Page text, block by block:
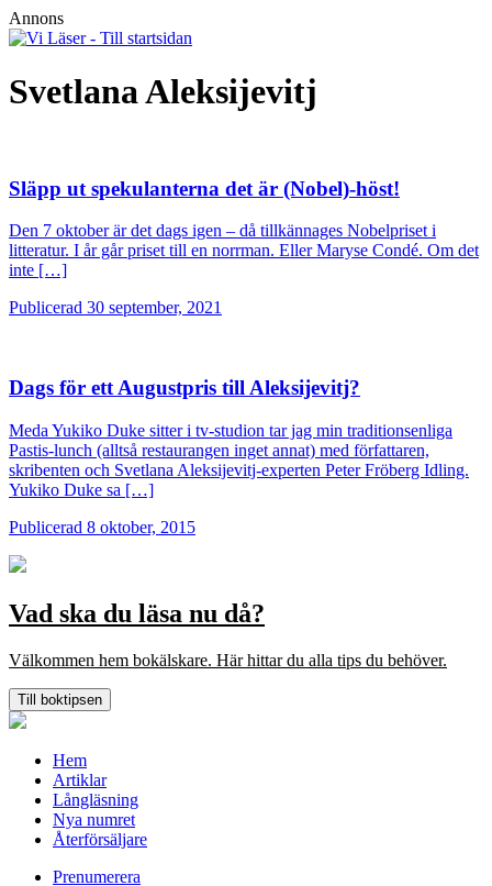
Annons
Svetlana Aleksijevitj
Släpp ut spekulanterna det är (Nobel)-höst!
Den 7 oktober är det dags igen – då tillkännages Nobelpriset i
litteratur. I år går priset till en norrman. Eller Maryse Condé. Om det
inte […]
Publicerad 30 september, 2021
Dags för ett Augustpris till Aleksijevitj?
Meda Yukiko Duke sitter i tv-studion tar jag min traditionsenliga
Pastis-lunch (alltså restaurangen inget annat) med författaren,
skribenten och Svetlana Aleksijevitj-experten Peter Fröberg Idling.
Yukiko Duke sa […]
Publicerad 8 oktober, 2015
Vad ska du läsa nu då?
Välkommen hem bokälskare. Här hittar du alla tips du behöver.
Till boktipsen
Hem
Artiklar
Långläsning
Nya numret
Återförsäljare
Prenumerera